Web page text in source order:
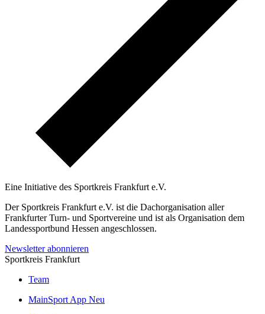
Eine Initiative des Sportkreis Frankfurt e.V.
Der Sportkreis Frankfurt e.V. ist die Dachorganisation aller
Frankfurter Turn- und Sportvereine und ist als Organisation dem
Landessportbund Hessen angeschlossen.
Newsletter abonnieren
Sportkreis Frankfurt
Team
MainSport App Neu